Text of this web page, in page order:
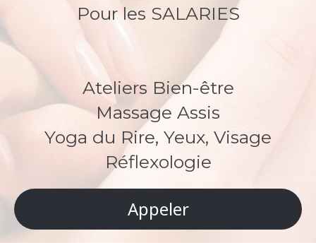
Pour les SALARIES
Ateliers Bien-être
Massage Assis
Yoga du Rire, Yeux, Visage
Réflexologie
Appeler